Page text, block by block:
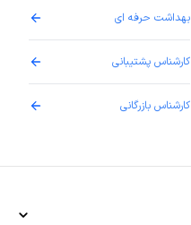
بهداشت حرفه ای
کارشناس پشتیبانی
کارشناس بازرگانی